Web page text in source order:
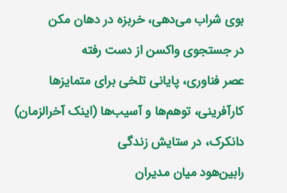
بوی شراب می‌دهی، خربزه در دهان مکن
در جستجوی واکسن از دست رفته
عصر فناوری، پایانی تلخی برای متمایز‌ها
کارآفرینی، توهم‌ها و آسیب‌ها (اینک آخرالزمان)
دانکرک، در ستایش زندگی
رابین‌هود میان مدیران